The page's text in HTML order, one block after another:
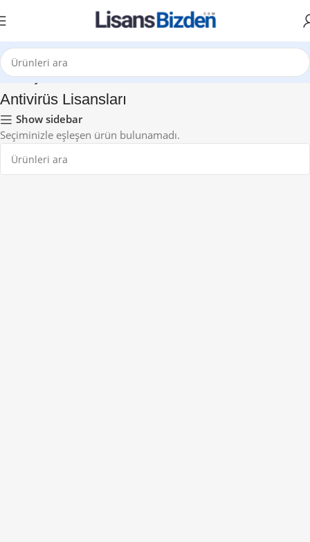
Ana Sayfa
Antivirüs Lisansları
Show sidebar
Seçiminizle eşleşen ürün bulunamadı.